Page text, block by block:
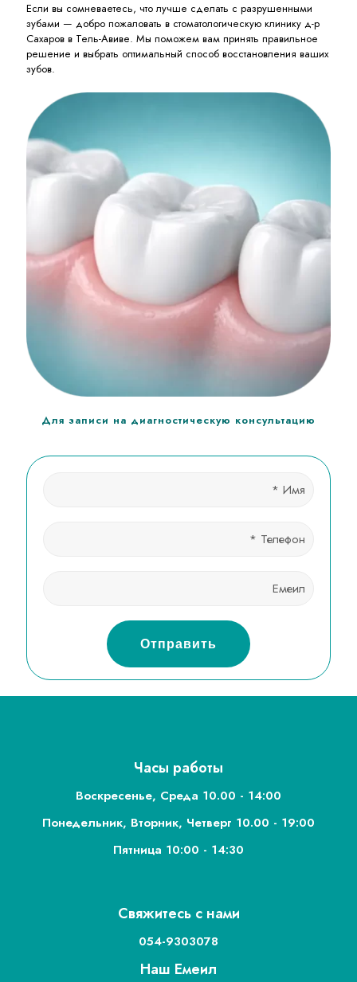
Если вы сомневаетесь, что лучше сделать с разрушенными
зубами — добро пожаловать в стоматологическую клинику д-р
Сахаров в Тель-Авиве. Мы поможем вам принять правильное
решение и выбрать оптимальный способ восстановления ваших
зубов.
Для записи на диагностическую консультацию
Часы работы
Воскресенье, Среда 10.00 - 14:00
Понедельник, Вторник, Четверг 10.00 - 19:00
Пятница 10:00 - 14:30
Свяжитесь с нами
054-9303078
Наш Емеил